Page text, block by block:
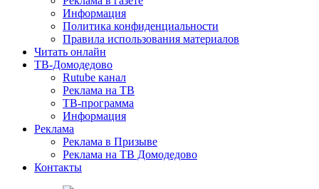
Информация
Политика конфиденциальности
Правила использования материалов
Читать онлайн
ТВ-Домодедово
Rutube канал
Реклама на ТВ
ТВ-программа
Информация
Реклама
Реклама в Призыве
Реклама на ТВ Домодедово
Контакты